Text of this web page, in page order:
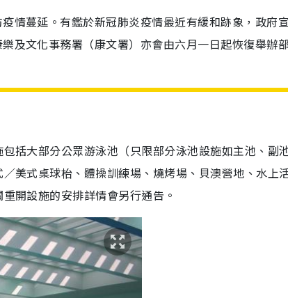
情蔓延。有鑑於新冠肺炎疫情最近有緩和跡象，政府
及文化事務署（康文署）亦會由六月一日起恢復舉辦
括大部分公眾游泳池（只限部分泳池設施如主池、副
美式桌球枱、體操訓練場、燒烤場、貝澳營地、水上
開設施的安排詳情會另行通告。